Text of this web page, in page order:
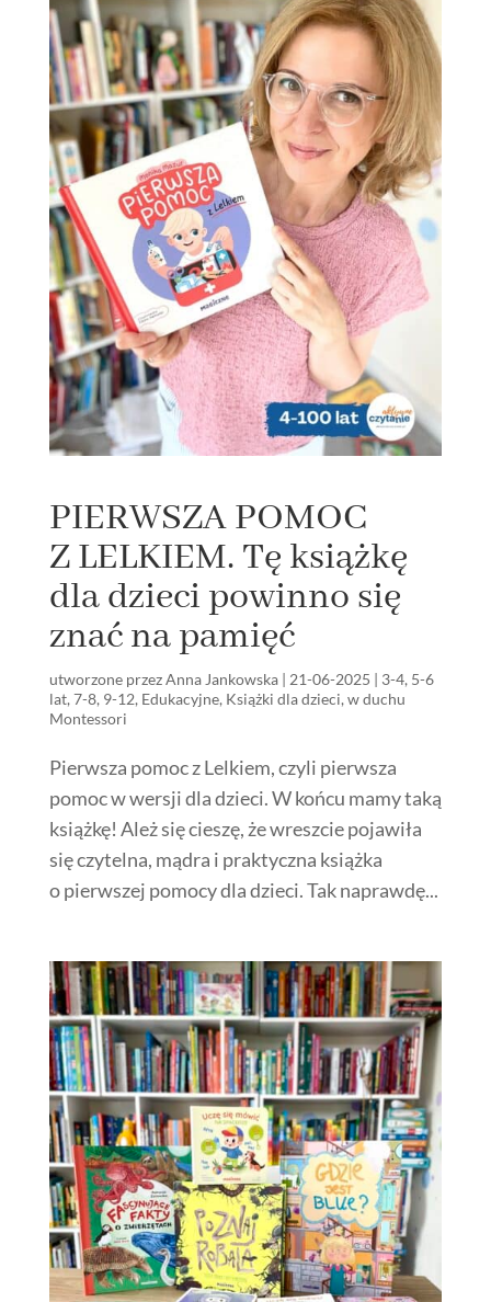
PIERWSZA POMOC
Z LELKIEM. Tę książkę
dla dzieci powinno się
znać na pamięć
utworzone przezAnna Jankowska| 21-06-2025 | 3-4, 5-6
lat, 7-8, 9-12, Edukacyjne, Książki dla dzieci, w duchu
Montessori
Pierwsza pomoc z Lelkiem, czyli pierwsza
pomoc w wersji dla dzieci. W końcu mamy taką
książkę! Ależ się cieszę, że wreszcie pojawiła
się czytelna, mądra i praktyczna książka
o pierwszej pomocy dla dzieci. Tak naprawdę...